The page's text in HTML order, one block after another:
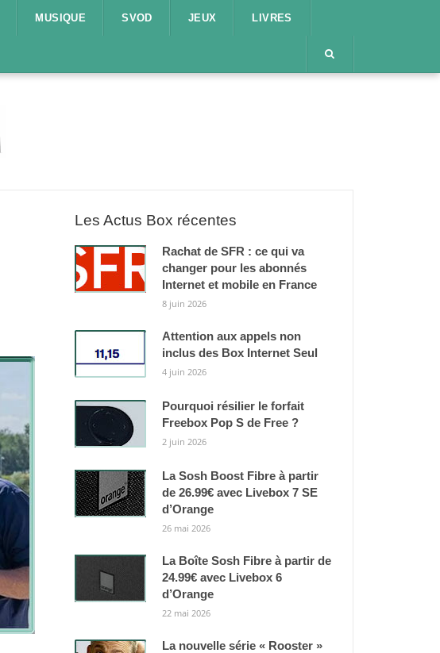
MUSIQUE SVOD JEUX LIVRES
Les Actus Box récentes
Rachat de SFR : ce qui va
changer pour les abonnés
Internet et mobile en France
8 juin 2026
Attention aux appels non
inclus des Box Internet Seul
4 juin 2026
Pourquoi résilier le forfait
Freebox Pop S de Free ?
2 juin 2026
La Sosh Boost Fibre à partir
de 26.99€ avec Livebox 7 SE
d’Orange
26 mai 2026
La Boîte Sosh Fibre à partir de
24.99€ avec Livebox 6
d’Orange
22 mai 2026
La nouvelle série « Rooster »